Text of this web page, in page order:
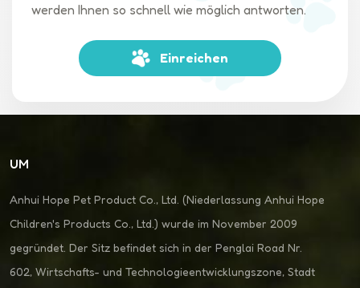
werden Ihnen so schnell wie möglich antworten.
Einreichen
UM
Anhui Hope Pet Product Co., Ltd. (Niederlassung Anhui Hope
Children's Products Co., Ltd.) wurde im November 2009
gegründet. Der Sitz befindet sich in der Penglai Road Nr.
602, Wirtschafts- und Technologieentwicklungszone, Stadt